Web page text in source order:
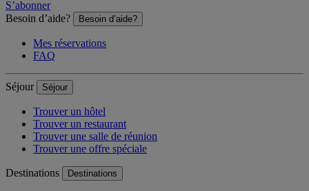
S’abonner
Besoin d’aide?
Besoin d’aide?
Mes réservations
FAQ
Séjour Séjour
Trouver un hôtel
Trouver un restaurant
Trouver une salle de réunion
Trouver une offre spéciale
Destinations Destinations